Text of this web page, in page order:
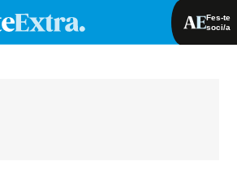
Fes-te
soci/a